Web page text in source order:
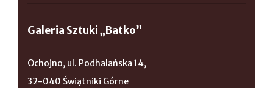
Galeria Sztuki „Batko”
Ochojno, ul. Podhalańska 14,
32-040 Świątniki Górne